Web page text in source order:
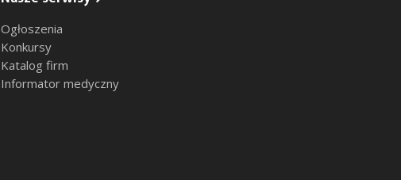
Ogłoszenia
Konkursy
Katalog firm
Informator medyczny